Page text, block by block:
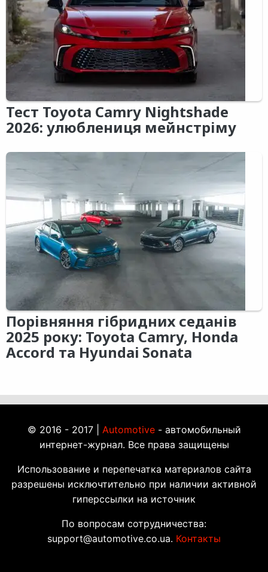
Тест Toyota Camry Nightshade
2026: улюблениця мейнстріму
Порівняння гібридних седанів
2025 року: Toyota Camry, Honda
Accord та Hyundai Sonata
© 2016 - 2017 | Automotive- автомобильный
интернет-журнал. Все права защищены
Использование и перепечатка материалов сайта
разрешены исключтительно при наличии активной
гиперссылки на источник
По вопросам сотрудничества:
support@automotive.co.ua. Контакты